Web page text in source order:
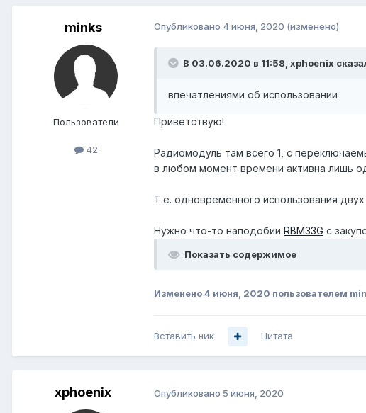
minks
Пользователи
42
Опубликовано 4 июня, 2020 (изменено)
В 03.06.2020 в 11:58, xphoenix
впечатлениями об использовании
Приветствую!
Радиомодуль там всего 1, с
в любом момент времени активна лишь
Т.е. одновременного использования
Нужно что-то наподобии RBM33G с
Показать содержимое
Изменено4 июня, 2020 пользователем
Вставить ник Цитата
xphoenix Опубликовано 5 июня, 2020